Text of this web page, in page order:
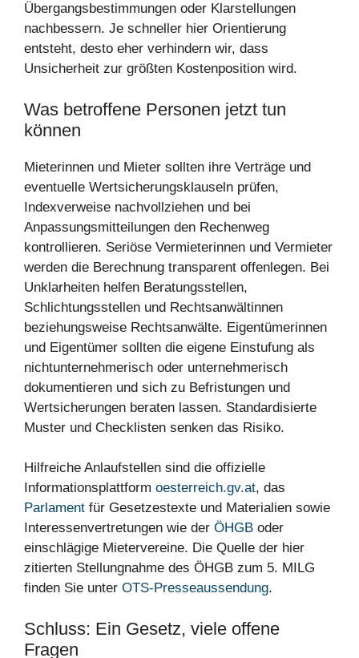
Übergangsbestimmungen oder Klarstellungen
nachbessern. Je schneller hier Orientierung
entsteht, desto eher verhindern wir, dass
Unsicherheit zur größten Kostenposition wird.
Was betroffene Personen jetzt tun
können
Mieterinnen und Mieter sollten ihre Verträge und
eventuelle Wertsicherungsklauseln prüfen,
Indexverweise nachvollziehen und bei
Anpassungsmitteilungen den Rechenweg
kontrollieren. Seriöse Vermieterinnen und Vermieter
werden die Berechnung transparent offenlegen. Bei
Unklarheiten helfen Beratungsstellen,
Schlichtungsstellen und Rechtsanwältinnen
beziehungsweise Rechtsanwälte. Eigentümerinnen
und Eigentümer sollten die eigene Einstufung als
nichtunternehmerisch oder unternehmerisch
dokumentieren und sich zu Befristungen und
Wertsicherungen beraten lassen. Standardisierte
Muster und Checklisten senken das Risiko.
Hilfreiche Anlaufstellen sind die offizielle
Informationsplattform oesterreich.gv.at, das
Parlament für Gesetzestexte und Materialien sowie
Interessenvertretungen wie der ÖHGB oder
einschlägige Mietervereine. Die Quelle der hier
zitierten Stellungnahme des ÖHGB zum 5. MILG
finden Sie unter OTS-Presseaussendung.
Schluss: Ein Gesetz, viele offene
Fragen